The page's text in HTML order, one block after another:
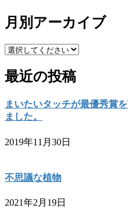
月別アーカイブ
最近の投稿
まいたいタッチが最優秀賞
ました。
2019年11月30日
不思議な植物
2021年2月19日